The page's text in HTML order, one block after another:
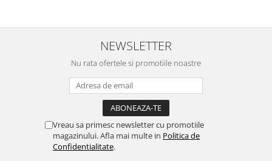
NEWSLETTER
Nu rata ofertele si promotiile noastre
Vreau sa primesc newsletter cu promotiile
magazinului. Afla mai multe in Politica de
Confidentialitate.